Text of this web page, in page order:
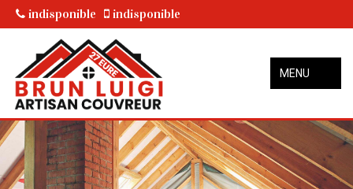
indisponible indisponible
MENU